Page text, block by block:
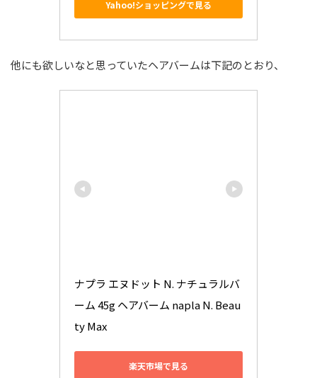
Yahoo!ショッピングで見る
他にも欲しいなと思っていたヘアバームは下記のとおり、
ナプラ エヌドット N. ナチュラルバ
ーム 45g ヘアバーム napla N. Beau
ty Max
楽天市場で見る